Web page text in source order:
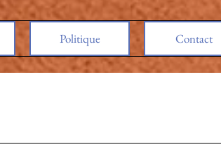
Politique Contact